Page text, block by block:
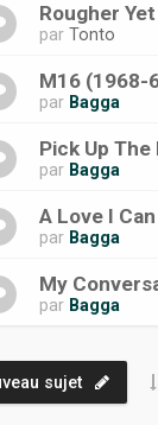
Rougher
parTonto
M16 (1968-
par Bagga
Pick Up
par Bagga
A Love I
par Bagga
My
par Bagga
sujet